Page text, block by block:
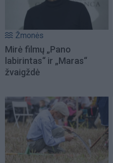
Žmonės
Mirė filmų „Pano
labirintas“ ir „Maras“
žvaigždė